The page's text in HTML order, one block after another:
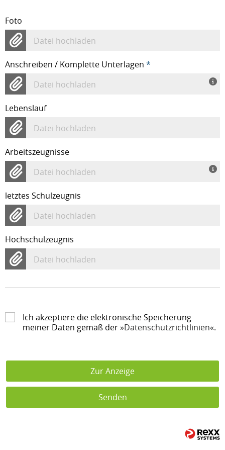
Foto
Datei hochladen
Anschreiben / Komplette Unterlagen *
Datei hochladen
Lebenslauf
Datei hochladen
Arbeitszeugnisse
Datei hochladen
letztes Schulzeugnis
Datei hochladen
Hochschulzeugnis
Datei hochladen
Ich akzeptiere die elektronische Speicherung
meiner Daten gemäß der Datenschutzrichtlinien .
Zur Anzeige
Senden